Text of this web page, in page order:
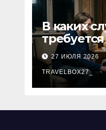
В каких
пациенту
27 ИЮЛЯ 2026
TRAVELBOX27_